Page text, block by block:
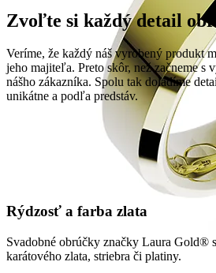
Zvoľte si každý detail
Veríme, že každý náš vyrobený produkt
jeho majiteľa. Preto skôr, než začneme s
nášho zákazníka. Spolu tak doladíme
unikátne a podľa predstáv.
Rýdzosť a farba zlata
Svadobné obrúčky značky Laura Gold®
karátového zlata, striebra či platiny.